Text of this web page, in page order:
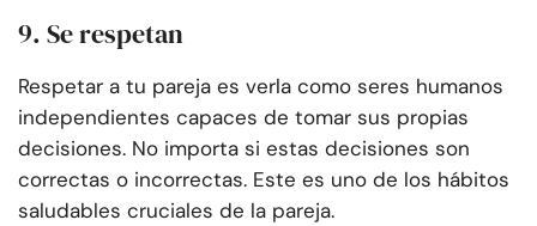
9. Se respetan
Respetar a tu pareja es verla como seres humanos
independientes capaces de tomar sus propias
decisiones. No importa si estas decisiones son
correctas o incorrectas. Este es uno de los hábitos
saludables cruciales de la pareja.